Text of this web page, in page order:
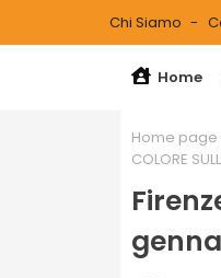
Chi Siamo
Home
Home page
COLORE